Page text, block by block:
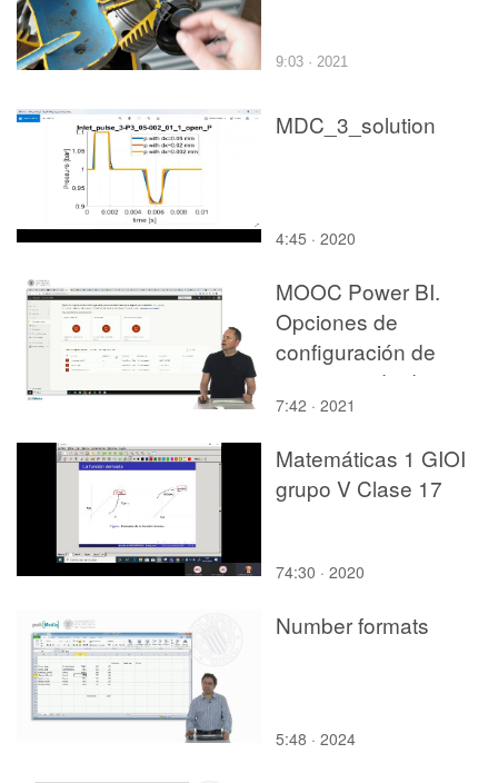
9:03 · 2021
MDC_3_solution
4:45 · 2020
MOOC Power BI.
Opciones de
configuración de
conjuntos de datos
7:42 · 2021
Matemáticas 1 GIOI
grupo V Clase 17
74:30 · 2020
Number formats
5:48 · 2024